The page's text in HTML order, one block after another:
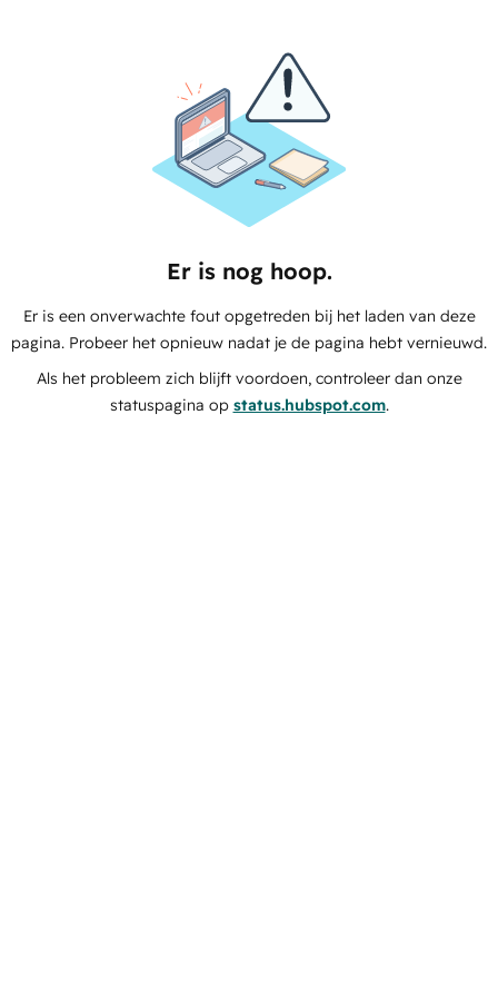
Er is nog hoop.
Er is een onverwachte fout opgetreden bij het laden van deze
pagina. Probeer het opnieuw nadat je de pagina hebt vernieuwd.
Als het probleem zich blijft voordoen, controleer dan onze
statuspagina op status.hubspot.com.